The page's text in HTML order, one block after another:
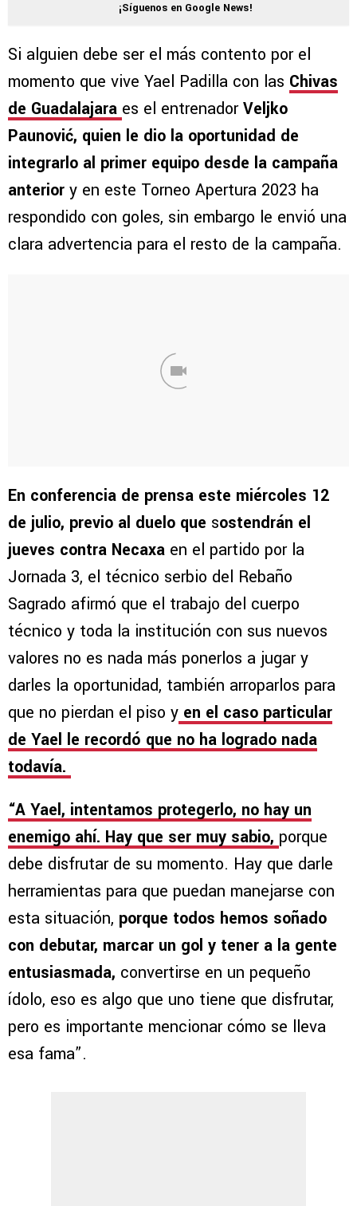
¡Síguenos en Google News!
Si alguien debe ser el más contento por el
momento que vive Yael Padilla con las Chivas
de Guadalajara es el entrenadorVeljko
Paunović, quien le dio la oportunidad de
integrarlo al primer equipo desde la campaña
anterior y en este Torneo Apertura 2023 ha
respondido con goles, sin embargo le envió una
clara advertencia para el resto de la campaña.
En conferencia de prensa este miércoles 12
de julio, previo al duelo que sostendrán el
jueves contra Necaxa en el partido por la
Jornada 3, el técnico serbio del Rebaño
Sagrado afirmó que el trabajo del cuerpo
técnico y toda la institución con sus nuevos
valores no es nada más ponerlos a jugar y
darles la oportunidad, también arroparlos para
que no pierdan el piso y en el caso particular
de Yael le recordó que no ha logrado nada
todavía.
“A Yael, intentamos protegerlo, no hay un
enemigo ahí. Hay que ser muy sabio, porque
debe disfrutar de su momento. Hay que darle
herramientas para que puedan manejarse con
esta situación, porque todos hemos soñado
con debutar, marcar un gol y tener a la gente
entusiasmada, convertirse en un pequeño
ídolo, eso es algo que uno tiene que disfrutar,
pero es importante mencionar cómo se lleva
esa fama”.